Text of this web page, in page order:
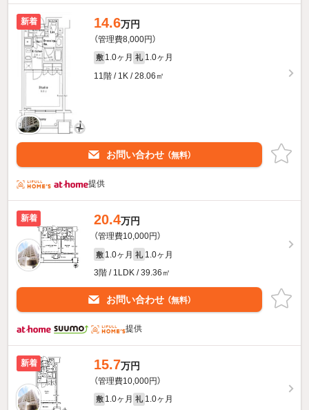
新着 14.6万円
（管理費8,000円）
敷 1.0ヶ月 礼 1.0ヶ月
11階 / 1K / 28.06㎡
お問い合わせ （無料）
提供
新着 20.4万円
（管理費10,000円）
敷 1.0ヶ月 礼 1.0ヶ月
3階 / 1LDK / 39.36㎡
お問い合わせ （無料）
提供
新着 15.7万円
（管理費10,000円）
敷 1.0ヶ月 礼 1.0ヶ月